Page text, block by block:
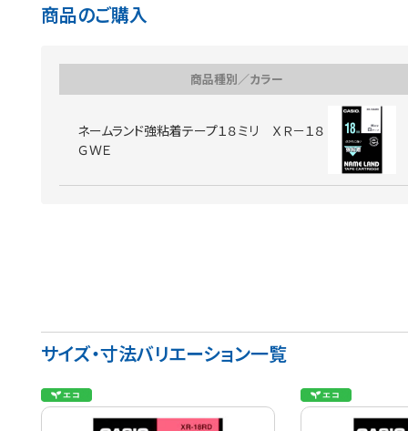
商品のご購入
商品種別／カラー
ネームランド強粘着テープ１８ミリ ＸＲ－１８
ＧＷＥ
サイズ・寸法バリエーション一覧